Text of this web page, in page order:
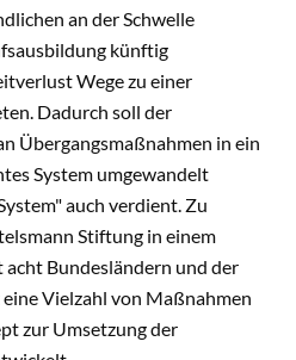
an der Schwelle
künftig
Wege zu einer
Dadurch soll der
Übergangsmaßnahmen in ein
System umgewandelt
auch verdient. Zu
Stiftung in einem
Bundesländern und der
Vielzahl von Maßnahmen
zur Umsetzung der